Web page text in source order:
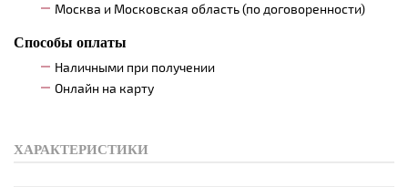
Москва и Московская область (по договоренности)
Способы оплаты
Наличными при получении
Онлайн на карту
ХАРАКТЕРИСТИКИ